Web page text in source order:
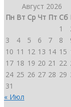
Август 2026
Пн Вт Ср Чт Пт Сб
1
3
4 5 6 7 8
10 11 12 13 14 15
17 18 19 20 21 22
24 25 26 27 28 29
31
« Июл